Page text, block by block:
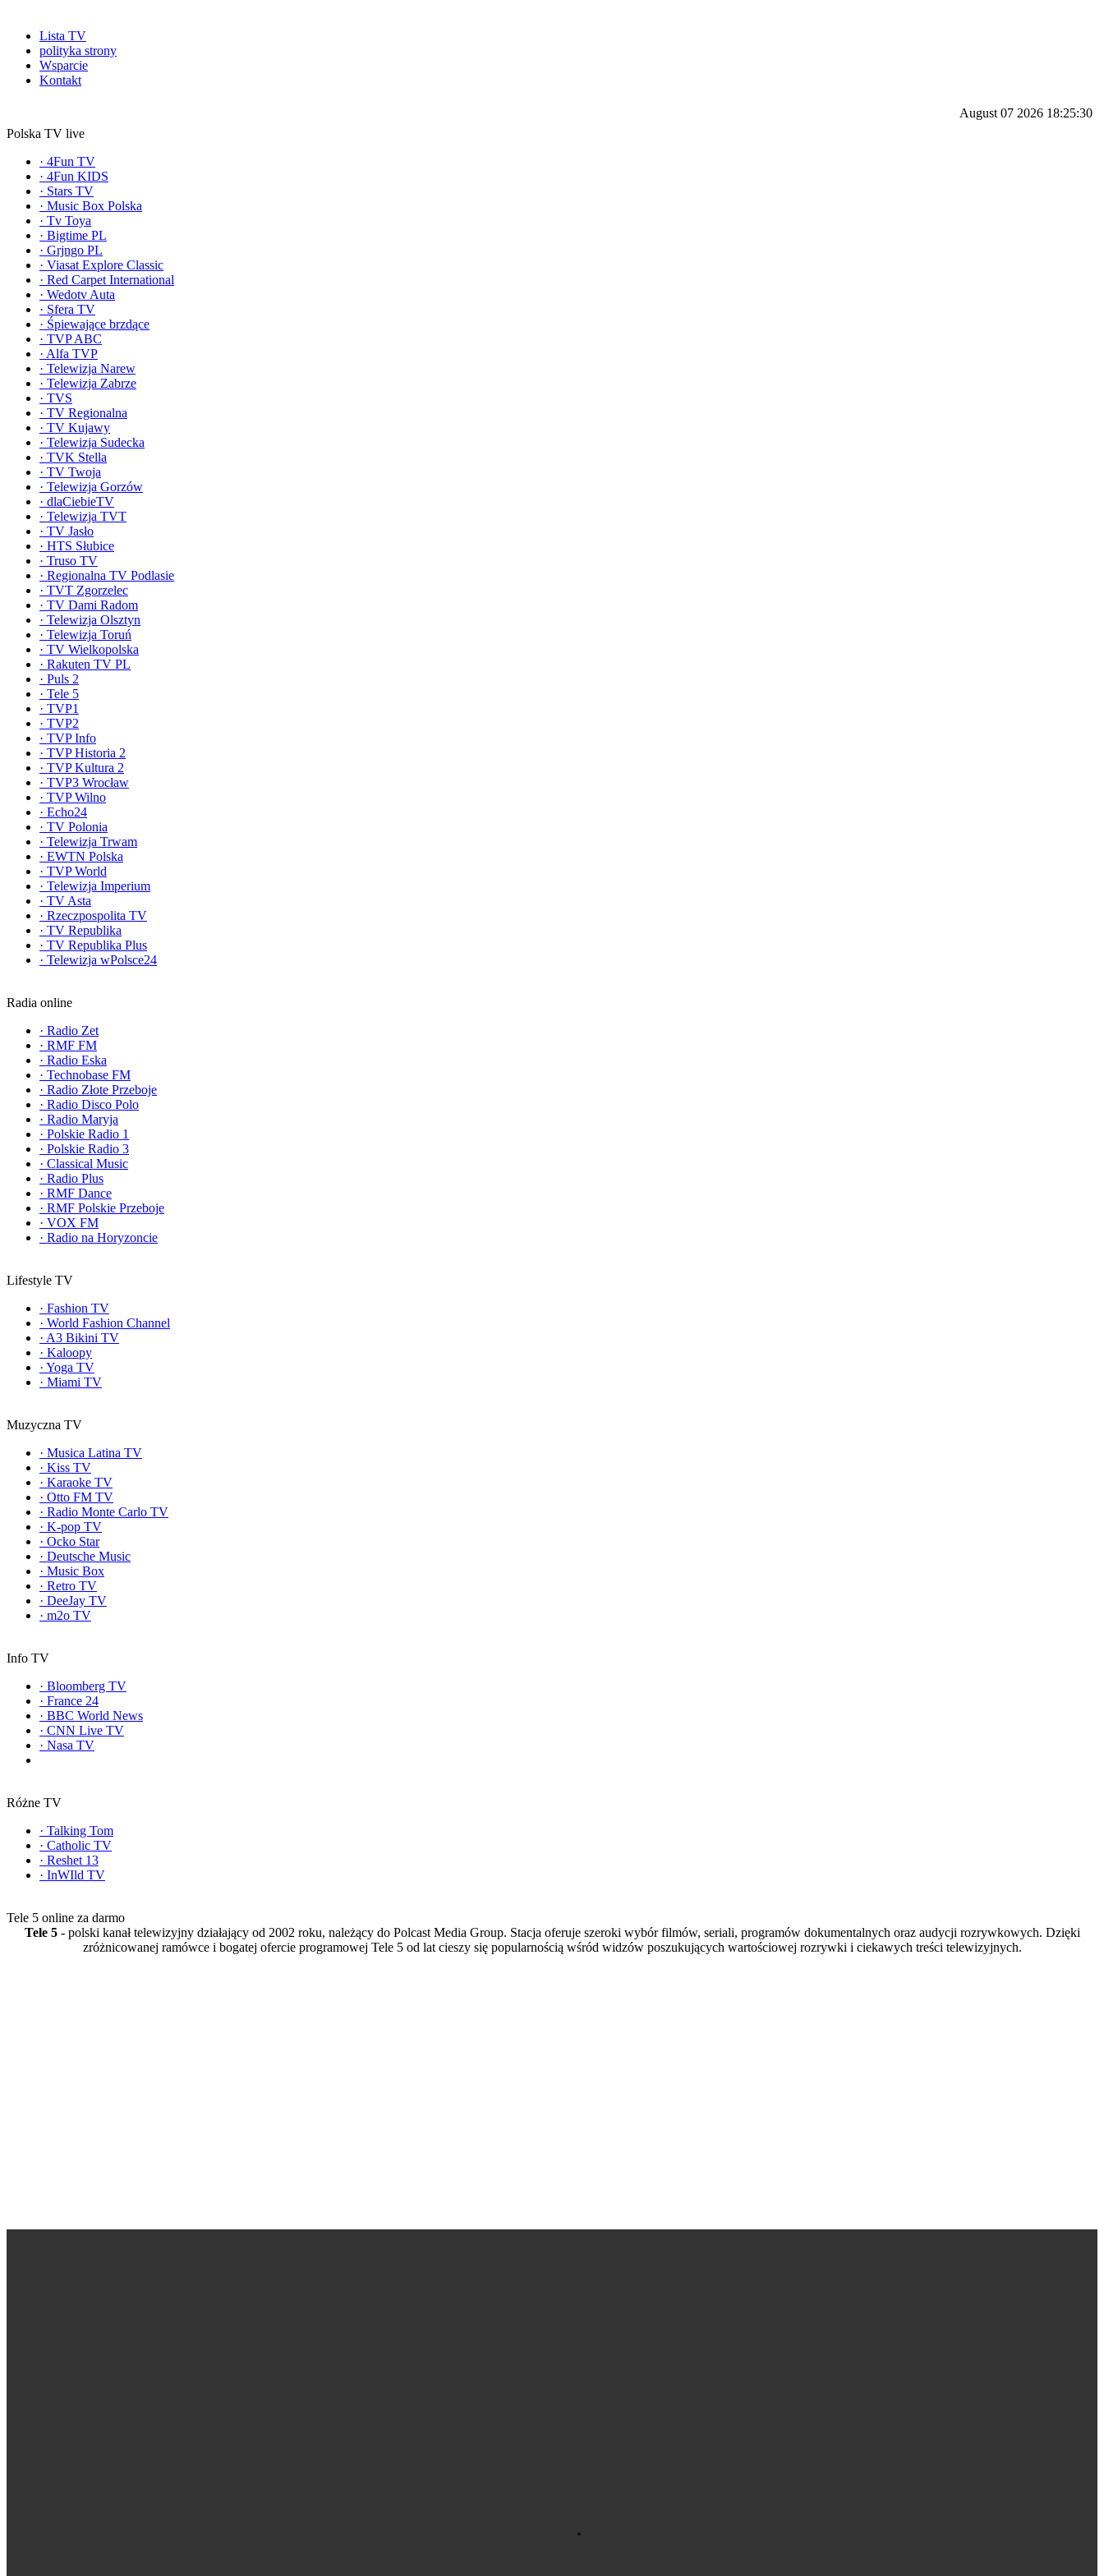
Lista TV
polityka strony
Wsparcie
Kontakt
August 07 2026 18:25:30
Polska TV live
· 4Fun TV
· 4Fun KIDS
· Stars TV
· Music Box Polska
· Tv Toya
· Bigtime PL
· Grjngo PL
· Viasat Explore Classic
· Red Carpet International
· Wedotv Auta
· Sfera TV
· Śpiewające brzdące
· TVP ABC
· Alfa TVP
· Telewizja Narew
· Telewizja Zabrze
· TVS
· TV Regionalna
· TV Kujawy
· Telewizja Sudecka
· TVK Stella
· TV Twoja
· Telewizja Gorzów
· dlaCiebieTV
· Telewizja TVT
· TV Jasło
· HTS Słubice
· Truso TV
· Regionalna TV Podlasie
· TVT Zgorzelec
· TV Dami Radom
· Telewizja Olsztyn
· Telewizja Toruń
· TV Wielkopolska
· Rakuten TV PL
· Puls 2
· Tele 5
· TVP1
· TVP2
· TVP Info
· TVP Historia 2
· TVP Kultura 2
· TVP3 Wrocław
· TVP Wilno
· Echo24
· TV Polonia
· Telewizja Trwam
· EWTN Polska
· TVP World
· Telewizja Imperium
· TV Asta
· Rzeczpospolita TV
· TV Republika
· TV Republika Plus
· Telewizja wPolsce24
Radia online
· Radio Zet
· RMF FM
· Radio Eska
· Technobase FM
· Radio Złote Przeboje
· Radio Disco Polo
· Radio Maryja
· Polskie Radio 1
· Polskie Radio 3
· Classical Music
· Radio Plus
· RMF Dance
· RMF Polskie Przeboje
· VOX FM
· Radio na Horyzoncie
Lifestyle TV
· Fashion TV
· World Fashion Channel
· A3 Bikini TV
· Kaloopy
· Yoga TV
· Miami TV
Muzyczna TV
· Musica Latina TV
· Kiss TV
· Karaoke TV
· Otto FM TV
· Radio Monte Carlo TV
· K-pop TV
· Ocko Star
· Deutsche Music
· Music Box
· Retro TV
· DeeJay TV
· m2o TV
Info TV
· Bloomberg TV
· France 24
· BBC World News
· CNN Live TV
· Nasa TV
Różne TV
· Talking Tom
· Catholic TV
· Reshet 13
· InWIld TV
Tele 5 online za darmo
Tele 5- polski kanał telewizyjny działający od 2002 roku, należący do Polcast Media Group. Stacja oferuje szeroki wybór filmów, seriali, programów dokumentalnych oraz audycji rozrywkowych. Dzięki
zróżnicowanej ramówce i bogatej ofercie programowej Tele 5 od lat cieszy się popularnością wśród widzów poszukujących wartościowej rozrywki i ciekawych treści telewizyjnych.